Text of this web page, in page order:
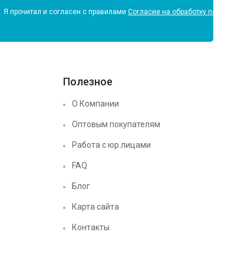
Я прочитал и согласен с правилами Согласие на обработку
Полезное
О Компании
Оптовым покупателям
Работа с юр.лицами
FAQ
Блог
Карта сайта
Контакты